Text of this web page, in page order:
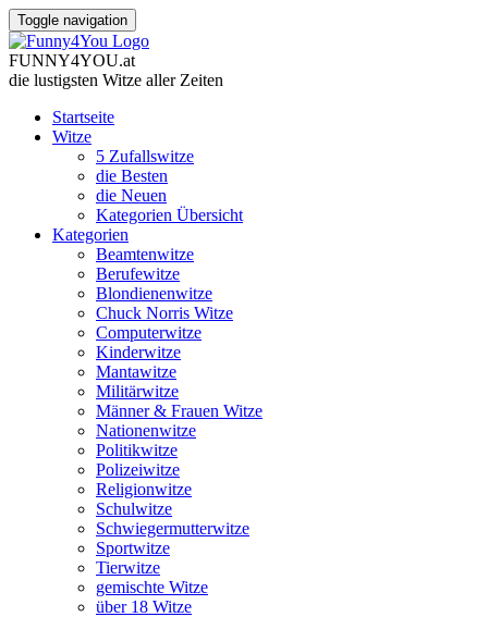
Toggle navigation
FUNNY4YOU.at
die lustigsten Witze aller Zeiten
Startseite
Witze
5 Zufallswitze
die Besten
die Neuen
Kategorien Übersicht
Kategorien
Beamtenwitze
Berufewitze
Blondienenwitze
Chuck Norris Witze
Computerwitze
Kinderwitze
Mantawitze
Militärwitze
Männer & Frauen Witze
Nationenwitze
Politikwitze
Polizeiwitze
Religionwitze
Schulwitze
Schwiegermutterwitze
Sportwitze
Tierwitze
gemischte Witze
über 18 Witze